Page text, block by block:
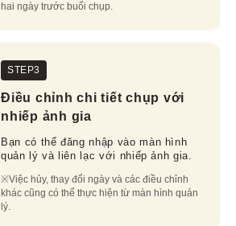
hai ngày trước buổi chụp.
STEP3
Điều chỉnh chi tiết chụp với
nhiếp ảnh gia
Bạn có thể đăng nhập vào màn hình
quản lý và liên lạc với nhiếp ảnh gia.
※Việc hủy, thay đổi ngày và các điều chỉnh
khác cũng có thể thực hiện từ màn hình quản
lý.